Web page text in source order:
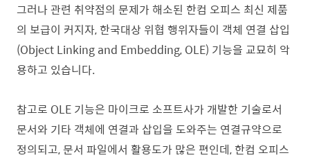
그러나 관련 취약점의 문제가 해소된 한컴 오피스 최신 제품
의 보급이 커지자, 한국대상 위협 행위자들이 객체 연결 삽입
(Object Linking and Embedding, OLE) 기능을 교묘히 악
용하고 있습니다.
참고로 OLE 기능은 마이크로 소프트사가 개발한 기술로서
문서와 기타 객체에 연결과 삽입을 도와주는 연결규약으로
정의되고, 문서 파일에서 활용도가 많은 편인데, 한컴 오피스